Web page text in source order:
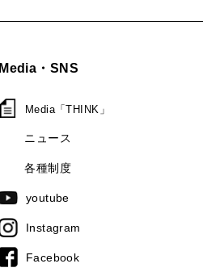
Media・SNS
Media「THINK」
ニュース
各種制度
youtube
Instagram
Facebook